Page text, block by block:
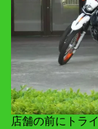
店舗の前にトラ